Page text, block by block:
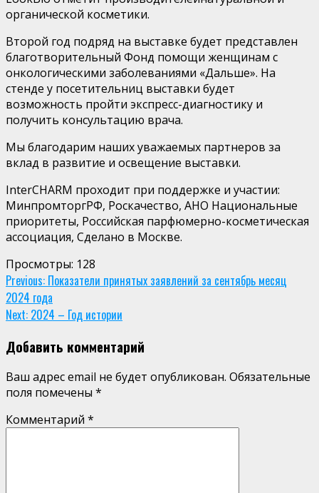
органической косметики.
Второй год подряд на выставке будет представлен
благотворительный Фонд помощи женщинам с
онкологическими заболеваниями «Дальше». На
стенде у посетительниц выставки будет
возможность пройти экспресс-диагностику и
получить консультацию врача.
Мы благодарим наших уважаемых партнеров за
вклад в развитие и освещение выставки.
InterCHARM проходит при поддержке и участии:
МинпромторгРФ, Роскачество, АНО Национальные
приоритеты, Российская парфюмерно-косметическая
ассоциация, Сделано в Москве.
Просмотры: 128
Continue
Reading
Previous: Показатели принятых заявлений за сентябрь месяц
2024 года
Next: 2024 – Год истории
Добавить комментарий
Ваш адрес email не будет опубликован. Обязательные
поля помечены *
Комментарий *